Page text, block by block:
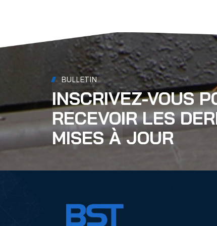
BULLETIN
INSCRIVEZ-VOUS
RECEVOIR LES
MISES À JOUR